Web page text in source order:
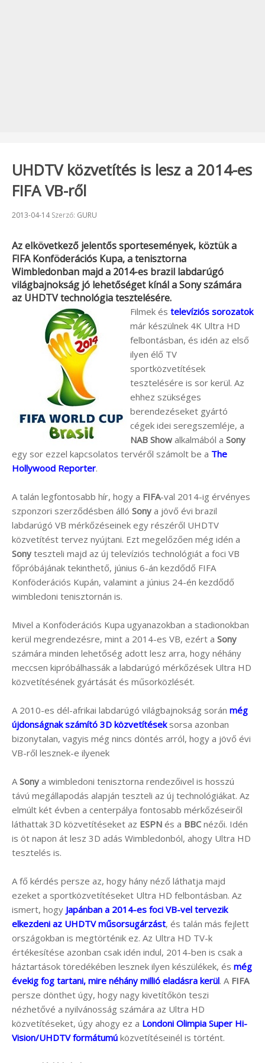
UHDTV közvetítés is lesz a 2014-es
FIFA VB-ről
Beküldve:
2013-04-14Szerző: GURU
Az elkövetkező jelentős sportesemények, köztük a
FIFA Konföderációs Kupa, a tenisztorna
Wimbledonban majd a 2014-es brazil labdarúgó
világbajnokság jó lehetőséget kínál aSonyszámára
az UHDTV technológia tesztelésére.
Filmek és televíziós sorozatok
már készülnek 4K Ultra HD
felbontásban, és idén az első
ilyen élő TV
sportközvetítések
tesztelésére is sor kerül. Az
ehhez szükséges
berendezéseket gyártó
cégek idei seregszemléje, a
NAB Show alkalmából a Sony
egy sor ezzel kapcsolatos tervéről számolt be a The
Hollywood Reporter.
A talán legfontosabb hír, hogy a FIFA-val 2014-ig érvényes
szponzori szerződésben álló Sony a jövő évi brazil
labdarúgó VB mérkőzéseinek egy részéről UHDTV
közvetítést tervez nyújtani. Ezt megelőzően még idén a
Sony teszteli majd az új televíziós technológiát a foci VB
főpróbájának tekinthető, június 6-án kezdődő FIFA
Konföderációs Kupán, valamint a június 24-én kezdődő
wimbledoni tenisztornán is.
Mivel a Konföderációs Kupa ugyanazokban a stadionokban
kerül megrendezésre, mint a 2014-es VB, ezért a Sony
számára minden lehetőség adott lesz arra, hogy néhány
meccsen kipróbálhassák a labdarúgó mérkőzések Ultra HD
közvetítésének gyártását és műsorközlését.
A 2010-es dél-afrikai labdarúgó világbajnokság során még
újdonságnak számító 3D közvetítéseksorsa azonban
bizonytalan, vagyis még nincs döntés arról, hogy a jövő évi
VB-ről lesznek-e ilyenek
A Sony a wimbledoni tenisztorna rendezőivel is hosszú
távú megállapodás alapján teszteli az új technológiákat. Az
elmúlt két évben a centerpálya fontosabb mérkőzéseiről
láthattak 3D közvetítéseket az ESPN és a BBCnézői. Idén
is öt napon át lesz 3D adás Wimbledonból, ahogy Ultra HD
tesztelés is.
A fő kérdés persze az, hogy hány néző láthatja majd
ezeket a sportközvetítéseket Ultra HD felbontásban. Az
ismert, hogy Japánban a 2014-es foci VB-vel tervezik
elkezdeni az UHDTV műsorsugárzást, és talán más fejlett
országokban is megtörténik ez. Az Ultra HD TV-k
értékesítése azonban csak idén indul, 2014-ben is csak a
háztartások töredékében lesznek ilyen készülékek, és még
évekig fog tartani, mire néhány millió eladásra kerül. A FIFA
persze dönthet úgy, hogy nagy kivetítőkön teszi
nézhetővé a nyilvánosság számára az Ultra HD
közvetítéseket, úgy ahogy ez a Londoni Olimpia Super Hi-
Vision/UHDTV formátumú közvetítéseinél is történt.